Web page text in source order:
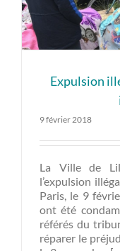
Expulsion
9 février 2018
La Ville de
l’expulsion
Paris, le 9
ont été
référés du
réparer le